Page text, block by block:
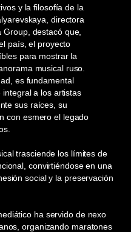
y la filosofía de la
directora
destacó que,
país, el proyecto
para mostrar la
musical ruso.
es fundamental
a los artistas
sus raíces, su
con esmero el legado
trasciende los límites de
convirtiéndose en una
social y la preservación
ha servido de nexo
organizando maratones